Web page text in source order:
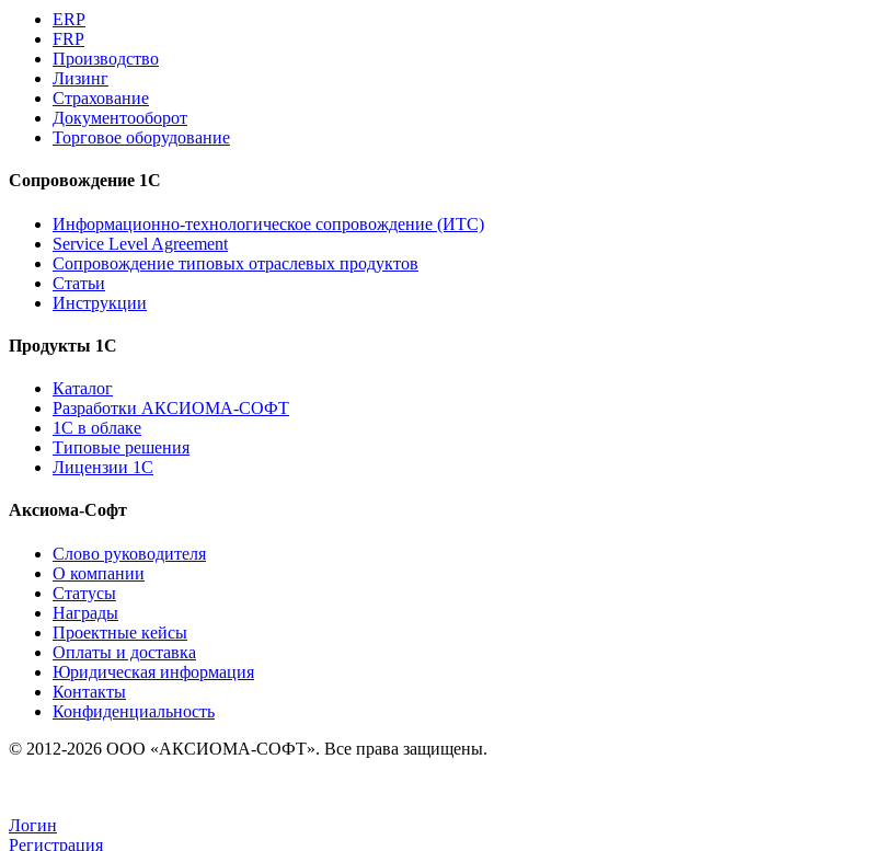
ERP
FRP
Производство
Лизинг
Страхование
Документооборот
Торговое оборудование
Сопровождение 1С
Информационно-технологическое сопровождение (ИТС)
Service Level Agreement
Сопровождение типовых отраслевых продуктов
Статьи
Инструкции
Продукты 1С
Каталог
Разработки АКСИОМА-СОФТ
1С в облаке
Типовые решения
Лицензии 1С
Аксиома-Софт
Слово руководителя
О компании
Статусы
Награды
Проектные кейсы
Оплаты и доставка
Юридическая информация
Контакты
Конфиденциальность
© 2012-2026 ООО «АКСИОМА-СОФТ». Все права защищены.
Логин
Регистрация